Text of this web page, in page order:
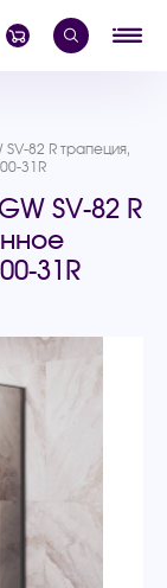
82 R трапеция,
31R
SV-82 R
31R